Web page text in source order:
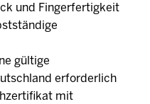
und Fingerfertigkeit
gültige
erforderlich
mit